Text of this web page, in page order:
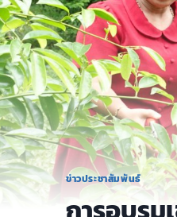
ข่าวประชาสัมพันธ์